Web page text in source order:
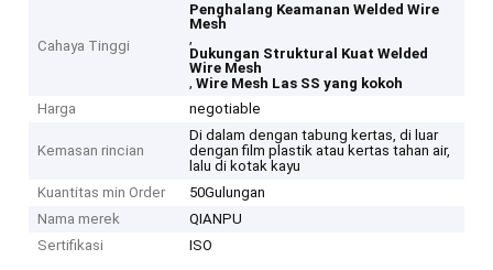
Cahaya Tinggi
Penghalang Keamanan Welded Wire
Mesh
,
Dukungan Struktural Kuat Welded
Wire Mesh
,Wire Mesh Las SS yang kokoh
Harga
negotiable
Kemasan rincian
Di dalam dengan tabung kertas, di luar
dengan film plastik atau kertas tahan air,
lalu di kotak kayu
Kuantitas min Order
50Gulungan
Nama merek
QIANPU
Sertifikasi
ISO